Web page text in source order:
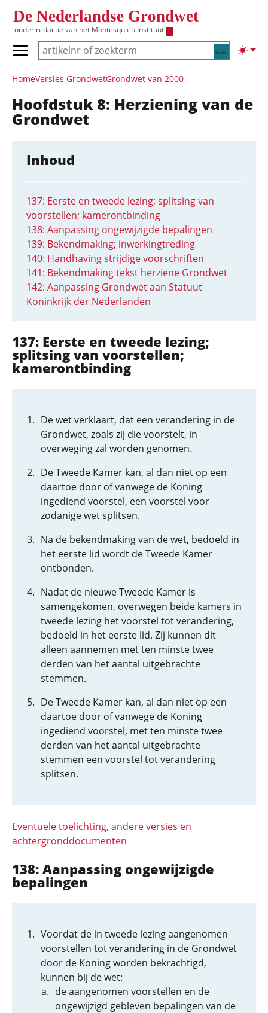
De Nederlandse Grondwet
onder redactie van het Montesquieu Instituut
Zoeken
Primair menu tonen/verbergen
Hoofdnavigatie
HomeVersies GrondwetGrondwet van 2000
Hoofdstuk 8: Herziening van de
Grondwet
Inhoud
137: Eerste en tweede lezing; splitsing van
voorstellen; kamerontbinding
138: Aanpassing ongewijzigde bepalingen
139: Bekendmaking; inwerkingtreding
140: Handhaving strijdige voorschriften
141: Bekendmaking tekst herziene Grondwet
142: Aanpassing Grondwet aan Statuut
Koninkrijk der Nederlanden
137: Eerste en tweede lezing;
splitsing van voorstellen;
kamerontbinding
De wet verklaart, dat een verandering in de
Grondwet, zoals zij die voorstelt, in
overweging zal worden genomen.
De Tweede Kamer kan, al dan niet op een
daartoe door of vanwege de Koning
ingediend voorstel, een voorstel voor
zodanige wet splitsen.
Na de bekendmaking van de wet, bedoeld in
het eerste lid wordt de Tweede Kamer
ontbonden.
Nadat de nieuwe Tweede Kamer is
samengekomen, overwegen beide kamers in
tweede lezing het voorstel tot verandering,
bedoeld in het eerste lid. Zij kunnen dit
alleen aannemen met ten minste twee
derden van het aantal uitgebrachte
stemmen.
De Tweede Kamer kan, al dan niet op een
daartoe door of vanwege de Koning
ingediend voorstel, met ten minste twee
derden van het aantal uitgebrachte
stemmen een voorstel tot verandering
splitsen.
Eventuele toelichting, andere versies en
achtergronddocumenten
138: Aanpassing ongewijzigde
bepalingen
Voordat de in tweede lezing aangenomen
voorstellen tot verandering in de Grondwet
door de Koning worden bekrachtigd,
kunnen bij de wet:
de aangenomen voorstellen en de
ongewijzigd gebleven bepalingen van de